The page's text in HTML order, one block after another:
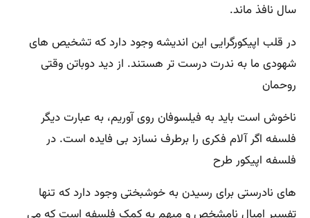
سال نافذ ماند.
در قلب اپیکورگرایی این اندیشه وجود دارد که تشخیص‌ های
شهودی ما به ندرت درست ‌تر هستند. از دید دوباتن وقتی
روحمان
ناخوش است باید به فیلسوفان روی آوریم، به عبارت دیگر
فلسفه اگر آلام فکری را برطرف نسازد بی ‌فایده است‌. در
فلسفه اپیکور طرح ‌
های نادرستی برای رسیدن به خوشبختی وجود دارد که تنها